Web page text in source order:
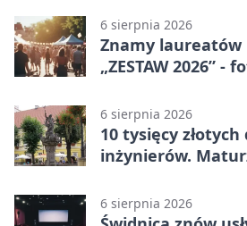
6 sierpnia 2026
Znamy
„ZESTAW 2026”
6 sierpnia 2026
10 tysięcy złotych
inżynierów.
6 sierpnia 2026